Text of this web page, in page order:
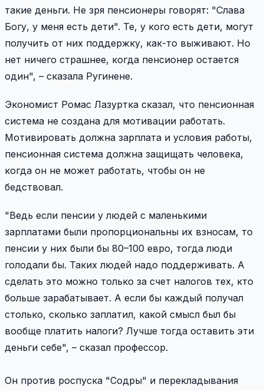
такие деньги. Не зря пенсионеры говорят: "Слава
Богу, у меня есть дети". Те, у кого есть дети, могут
получить от них поддержку, как-то выживают. Но
нет ничего страшнее, когда пенсионер остается
один", – сказала Ругинене.
Экономист Ромас Лазуртка сказал, что пенсионная
система не создана для мотивации работать.
Мотивировать должна зарплата и условия работы,
пенсионная система должна защищать человека,
когда он не может работать, чтобы он не
бедствовал.
"Ведь если пенсии у людей с маленькими
зарплатами были пропорциональны их взносам, то
пенсии у них были бы 80–100 евро, тогда люди
голодали бы. Таких людей надо поддерживать. А
сделать это можно только за счет налогов тех, кто
больше зарабатывает. А если бы каждый получал
столько, сколько заплатил, какой смысл был бы
вообще платить налоги? Лучше тогда оставить эти
деньги себе", – сказал профессор.
Он против роспуска "Содры" и перекладывания